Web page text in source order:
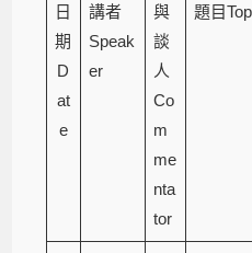
日
期
D
at
e
講者
Speak
er
與
談
人
Co
m
me
nta
tor
題目